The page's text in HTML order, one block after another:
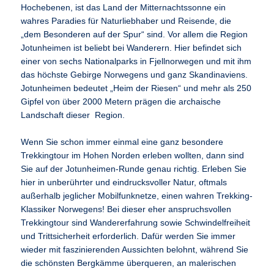
Hochebenen, ist das Land der Mitternachtssonne ein
wahres Paradies für Naturliebhaber und Reisende, die
„dem Besonderen auf der Spur“ sind. Vor allem die Region
Jotunheimen ist beliebt bei Wanderern. Hier befindet sich
einer von sechs Nationalparks in Fjellnorwegen und mit ihm
das höchste Gebirge Norwegens und ganz Skandinaviens.
Jotunheimen bedeutet „Heim der Riesen“ und mehr als 250
Gipfel von über 2000 Metern prägen die archaische
Landschaft dieser Region.
Wenn Sie schon immer einmal eine ganz besondere
Trekkingtour im Hohen Norden erleben wollten, dann sind
Sie auf der Jotunheimen-Runde genau richtig. Erleben Sie
hier in unberührter und eindrucksvoller Natur, oftmals
außerhalb jeglicher Mobilfunknetze, einen wahren Trekking-
Klassiker Norwegens! Bei dieser eher anspruchsvollen
Trekkingtour sind Wandererfahrung sowie Schwindelfreiheit
und Trittsicherheit erforderlich. Dafür werden Sie immer
wieder mit faszinierenden Aussichten belohnt, während Sie
die schönsten Bergkämme überqueren, an malerischen